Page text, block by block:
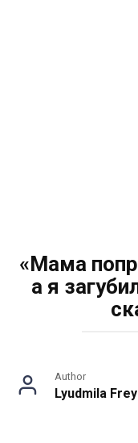
«Мама
а я
Author
Lyudmila